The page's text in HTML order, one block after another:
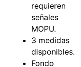
requieren
señales
MOPU.
3 medidas
disponibles.
Fondo